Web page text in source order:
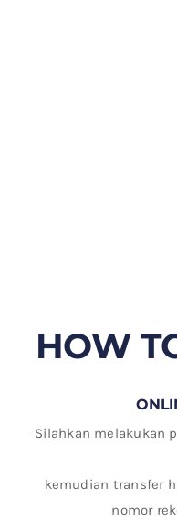
HOW
Silahkan melakukan
kemudian transfer
nomor